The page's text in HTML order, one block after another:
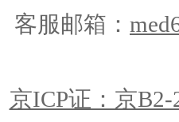
客服邮箱：
京ICP证：京B2-